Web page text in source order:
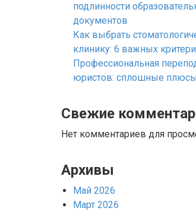
подлинности
документов
Как выбрать
клинику: 6 важных
Профессиональная
юристов: сплошные
Свежие
Нет комментариев для
Архивы
Май 2026
Март 2026